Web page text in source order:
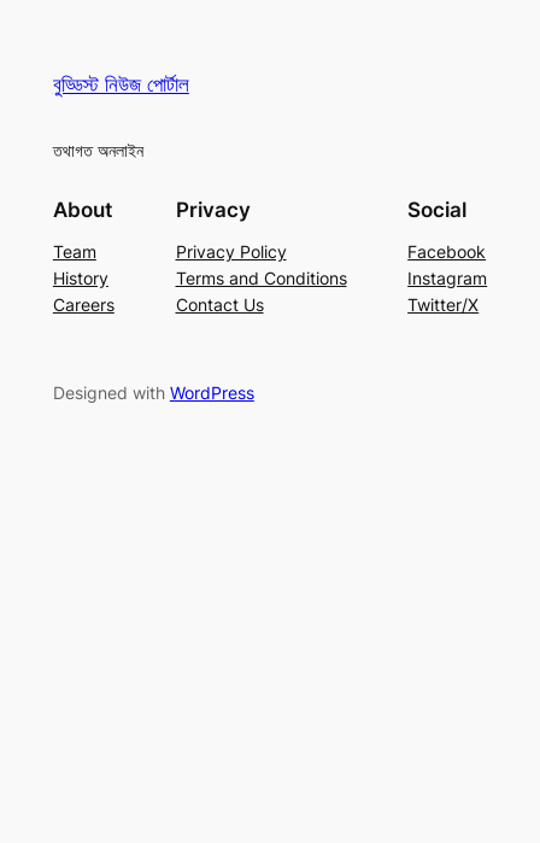
বুড্ডিস্ট নিউজ পোর্টাল
তথাগত অনলাইন
About
Team
History
Careers
Privacy
Privacy Policy
Terms and Conditions
Contact Us
Social
Facebook
Instagram
Twitter/X
Designed with WordPress